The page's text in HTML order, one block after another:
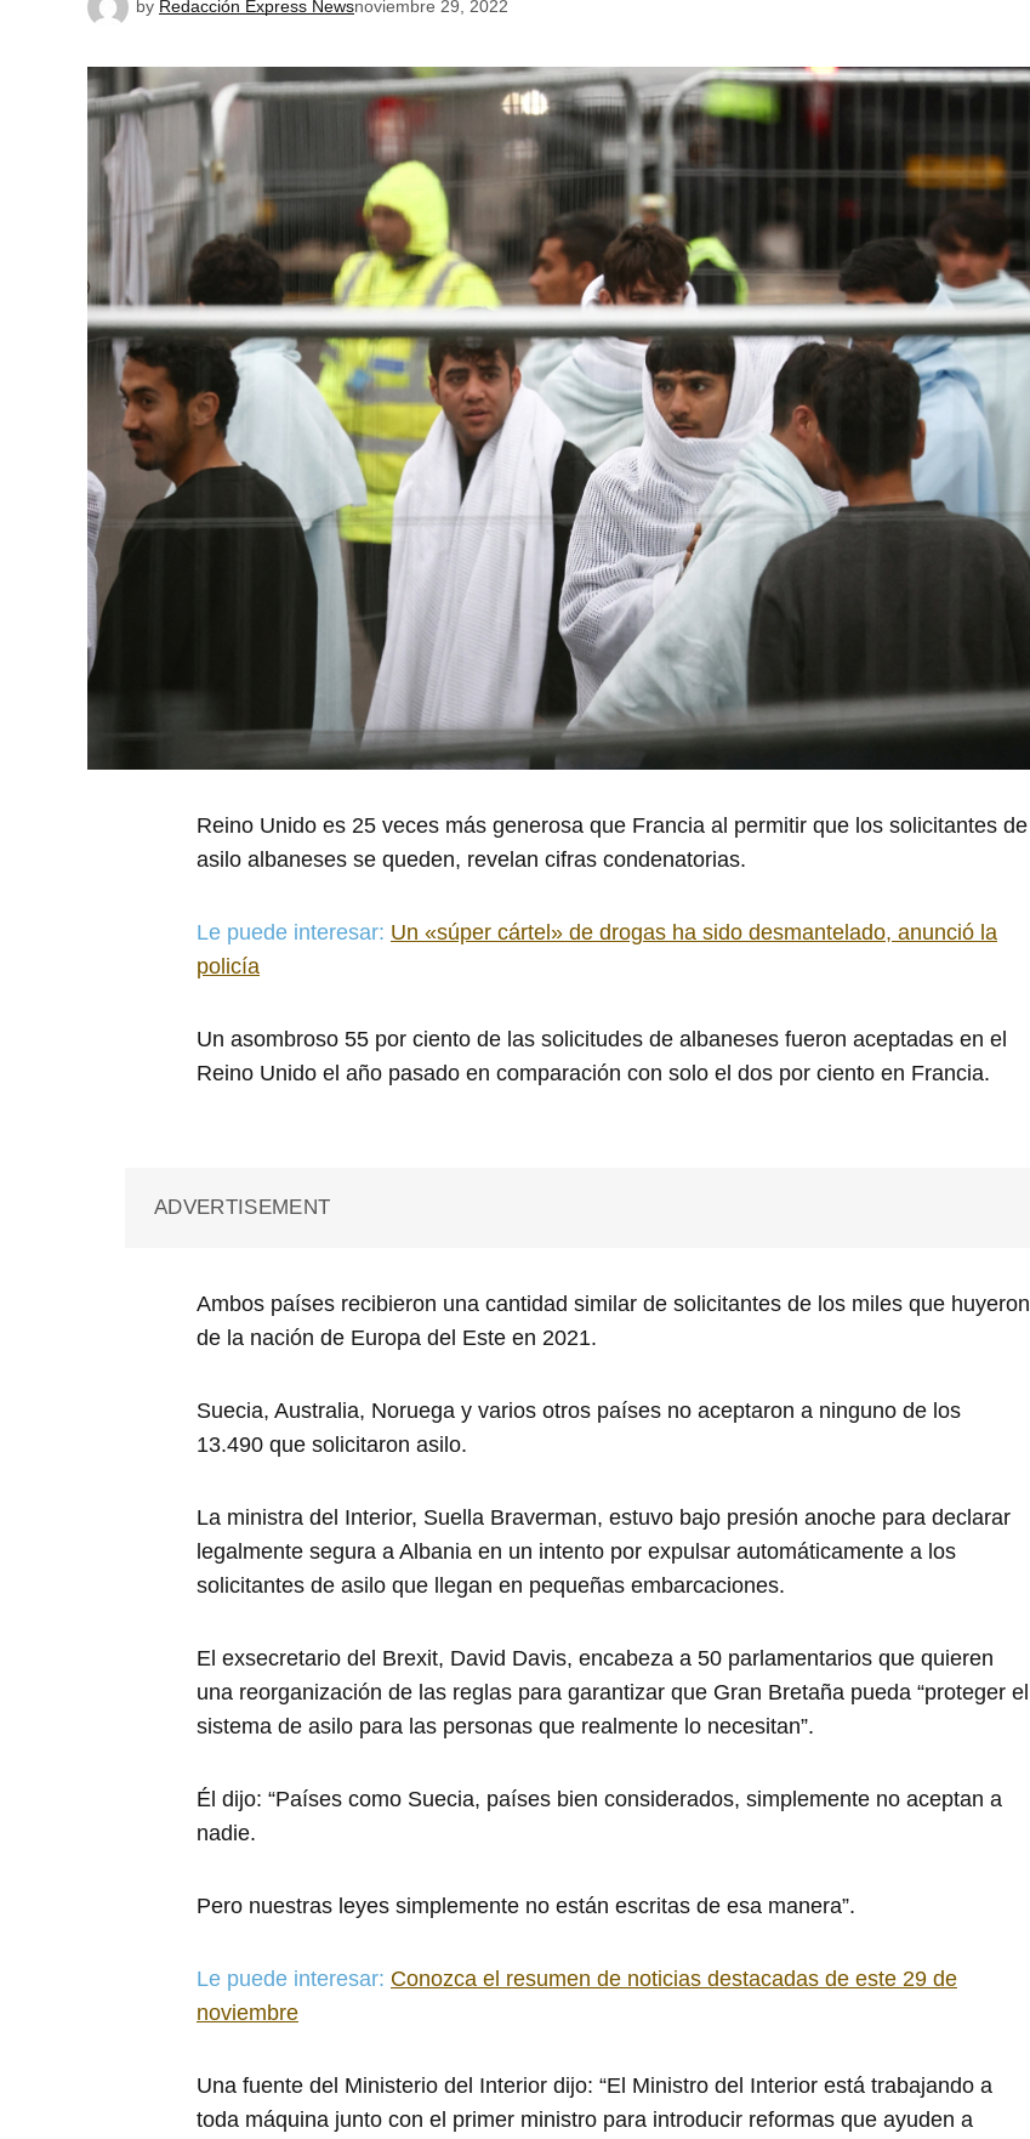
by Redacción Express Newsnoviembre 29, 2022
Reino Unido es 25 veces más generosa que Francia al permitir que los solicitantes de
asilo albaneses se queden, revelan cifras condenatorias.
Le puede interesar: Un «súper cártel» de drogas ha sido desmantelado, anunció la
policía
Un asombroso 55 por ciento de las solicitudes de albaneses fueron aceptadas en el
Reino Unido el año pasado en comparación con solo el dos por ciento en Francia.
ADVERTISEMENT
Ambos países recibieron una cantidad similar de solicitantes de los miles que huyeron
de la nación de Europa del Este en 2021.
Suecia, Australia, Noruega y varios otros países no aceptaron a ninguno de los
13.490 que solicitaron asilo.
La ministra del Interior, Suella Braverman, estuvo bajo presión anoche para declarar
legalmente segura a Albania en un intento por expulsar automáticamente a los
solicitantes de asilo que llegan en pequeñas embarcaciones.
El exsecretario del Brexit, David Davis, encabeza a 50 parlamentarios que quieren
una reorganización de las reglas para garantizar que Gran Bretaña pueda “proteger el
sistema de asilo para las personas que realmente lo necesitan”.
Él dijo: “Países como Suecia, países bien considerados, simplemente no aceptan a
nadie.
Pero nuestras leyes simplemente no están escritas de esa manera”.
Le puede interesar: Conozca el resumen de noticias destacadas de este 29 de
noviembre
Una fuente del Ministerio del Interior dijo: “El Ministro del Interior está trabajando a
toda máquina junto con el primer ministro para introducir reformas que ayuden a